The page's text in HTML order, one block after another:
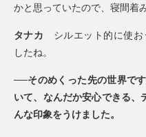
かと思っていたので、寝間着
タナカ シルエット的に使お
したね。
──そのめくった先の世界で
いて、なんだか安心できる
んな印象をうけました。